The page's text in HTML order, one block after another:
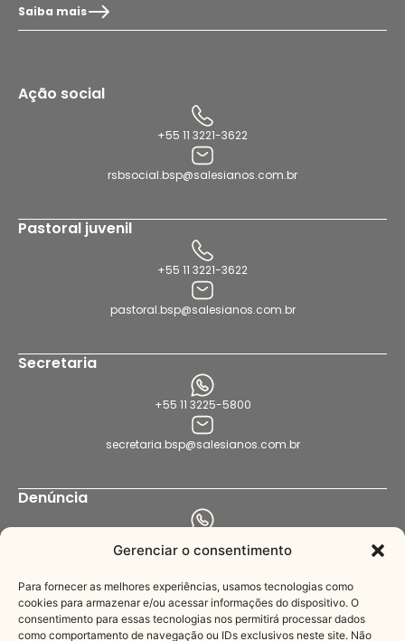
Gerenciar o consentimento
Para fornecer as melhores experiências, usamos tecnologias como
cookies para armazenar e/ou acessar informações do dispositivo. O
consentimento para essas tecnologias nos permitirá processar dados
como comportamento de navegação ou IDs exclusivos neste site. Não
Saiba mais
Ação social
+55 11 3221-3622
rsbsocial.bsp@salesianos.com.br
Pastoral juvenil
+55 11 3221-3622
pastoral.bsp@salesianos.com.br
Secretaria
+55 11 3225-5800
secretaria.bsp@salesianos.com.br
Denúncia
denuncia.bsp@salesianos.com.br
Imprensa